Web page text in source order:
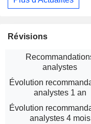
Révisions
analystes
Évolution
analystes 1 an
Évolution
analystes 4 mois